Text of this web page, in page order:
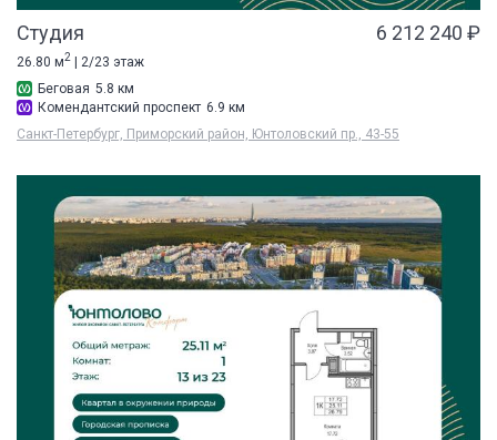
Студия 6 212 240 ₽
26.80 м2
| 2/23 этаж
Беговая 5.8 км
Комендантский проспект 6.9 км
Санкт-Петербург, Приморский район, Юнтоловский пр., 43-55